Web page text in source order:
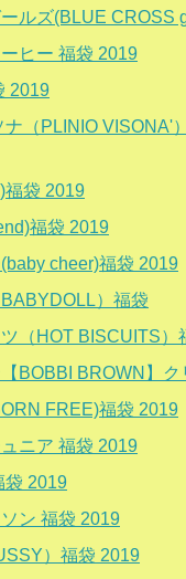
ルズ(BLUE CROSS
ヒー 福袋 2019
2019
ナ（PLINIO VISONA'
福袋 2019
福袋 2019
cheer)福袋 2019
）福袋
（HOT BISCUITS）
BOBBI BROWN】ク
FREE)福袋 2019
ニア 福袋 2019
袋 2019
ン 福袋 2019
）福袋 2019